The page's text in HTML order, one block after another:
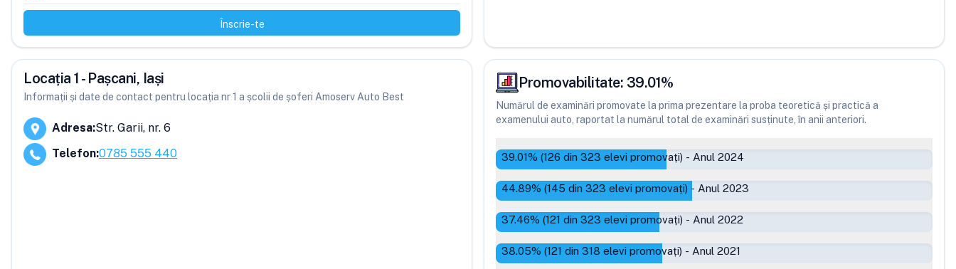
Înscrie-te
Locația 1 - Pașcani, Iași
Informații și date de contact pentru locația nr 1 a școlii de șoferi Amoserv Auto Best
Adresa:Str. Garii, nr. 6
Telefon:0785 555 440
Promovabilitate: 39.01%
Numărul de examinări promovate la prima prezentare la proba teoretică și practică a
examenului auto, raportat la numărul total de examinări susținute, în anii anteriori.
39.01% (126 din 323 elevi promovați) - Anul 2024
44.89% (145 din 323 elevi promovați) - Anul 2023
37.46% (121 din 323 elevi promovați) - Anul 2022
38.05% (121 din 318 elevi promovați) - Anul 2021